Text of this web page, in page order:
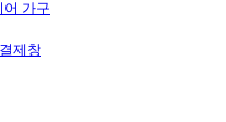
가구
제창